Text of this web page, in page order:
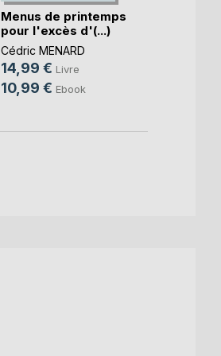
Menus de printemps
pour l'excès d'(...)
Cédric MENARD
14,99 € Livre
10,99 € Ebook